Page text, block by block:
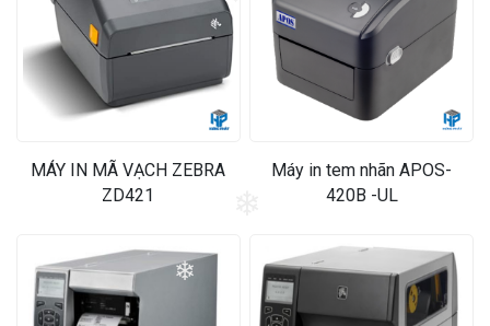
MÁY IN MÃ VẠCH ZEBRA
ZD421
Máy in tem nhãn APOS-
420B -UL
❄